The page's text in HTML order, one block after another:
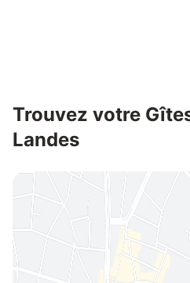
Trouvez votre
Landes